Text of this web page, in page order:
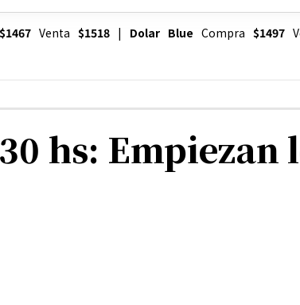
$1467Venta $1518| Dolar Blue Compra $1497
hs: Empiezan